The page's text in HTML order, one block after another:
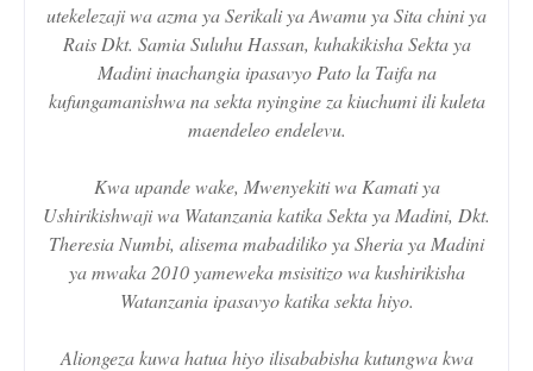
utekelezaji wa azma ya Serikali ya Awamu ya Sita chini ya
Rais Dkt. Samia Suluhu Hassan, kuhakikisha Sekta ya
Madini inachangia ipasavyo Pato la Taifa na
kufungamanishwa na sekta nyingine za kiuchumi ili kuleta
maendeleo endelevu.
Kwa upande wake, Mwenyekiti wa Kamati ya
Ushirikishwaji wa Watanzania katika Sekta ya Madini, Dkt.
Theresia Numbi, alisema mabadiliko ya Sheria ya Madini
ya mwaka 2010 yameweka msisitizo wa kushirikisha
Watanzania ipasavyo katika sekta hiyo.
Aliongeza kuwa hatua hiyo ilisababisha kutungwa kwa